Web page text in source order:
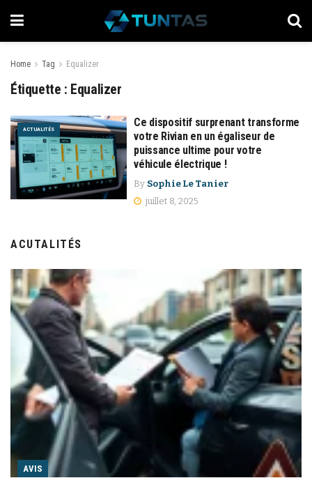
Home Tag Equalizer
Étiquette : Equalizer
ACTUALITÉS
Ce dispositif surprenant transforme
votre Rivian en un égaliseur de
puissance ultime pour votre
véhicule électrique !
By Sophie Le Tanier
juillet 8, 2025
ACUTALITÉS
AVIS